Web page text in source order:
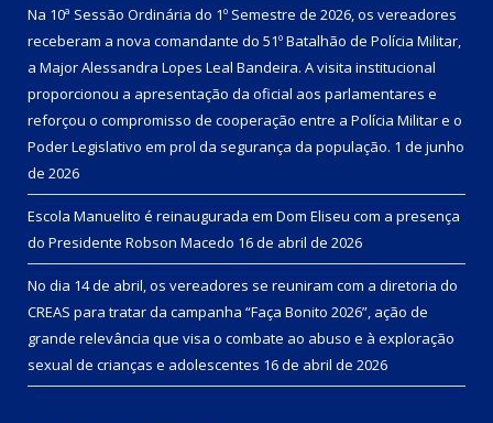
Na 10ª Sessão Ordinária do 1º Semestre de 2026, os vereadores
receberam a nova comandante do 51º Batalhão de Polícia Militar,
a Major Alessandra Lopes Leal Bandeira. A visita institucional
proporcionou a apresentação da oficial aos parlamentares e
reforçou o compromisso de cooperação entre a Polícia Militar e o
Poder Legislativo em prol da segurança da população. 1 de junho
de 2026
Escola Manuelito é reinaugurada em Dom Eliseu com a presença
do Presidente Robson Macedo 16 de abril de 2026
No dia 14 de abril, os vereadores se reuniram com a diretoria do
CREAS para tratar da campanha “Faça Bonito 2026”, ação de
grande relevância que visa o combate ao abuso e à exploração
sexual de crianças e adolescentes 16 de abril de 2026